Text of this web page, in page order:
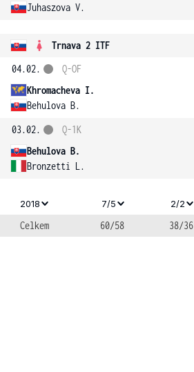
Juhaszova V.
Trnava 2 ITF
04.02.
Khromacheva I.
Behulova B.
Q-OF
03.02.
Behulova B.
Bronzetti L.
Q-1K
2018 7/5 2/2
Celkem 60/58 38/36